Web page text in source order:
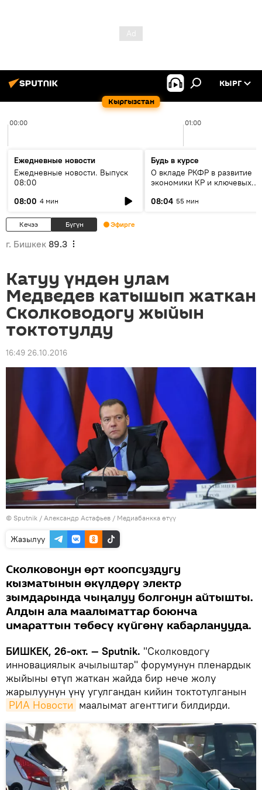
Кыргызстан
КЫРГ
00:00 01:00
Ежедневные новости
Ежедневные новости. Выпуск
08:00
08:00 4 мин
Будь в курсе
О вкладе РКФР в развитие
экономики КР и ключевых
08:04 55 мин
Кечээ Бүгүн Эфирге
г. Бишкек 89.3
Катуу үндөн улам
Медведев катышып жаткан
Сколководогу жыйын
токтотулду
16:49 26.10.2016
© Sputnik / Александр Астафьев / Медиабанкка өтүү
Жазылуу
Сколковонун өрт коопсуздугу
кызматынын өкүлдөрү электр
зымдарында чыңалуу болгонун айтышты.
Алдын ала маалыматтар боюнча
имараттын төбөсү күйгөнү кабарланууда.
БИШКЕК, 26-окт. — Sputnik. "Сколковдогу
инновациялык ачылыштар" форумунун пленардык
жыйыны өтүп жаткан жайда бир нече жолу
жарылуунун үнү угулгандан кийин токтотулганын
РИА Новости маалымат агенттиги билдирди.